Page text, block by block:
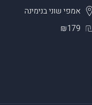
אמפי שוניבנימינה
₪179